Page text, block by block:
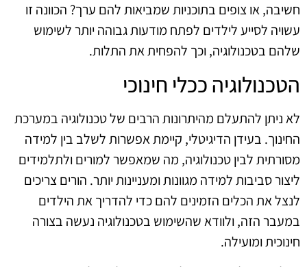
חשיבה, או צופים בתוכניות שמביאות להם ערך? הכוונה זו
עשויה לסייע לילדים לפתח מודעות גבוהה יותר לשימוש
שלהם בטכנולוגיה, וכך להפחית את התלות.
הטכנולוגיה ככלי חינוכי
לא ניתן להתעלם מהיתרונות הרבים של טכנולוגיה במערכת
החינוך. בעידן הדיגיטלי, קיימת אפשרות לשלב בין למידה
מסורתית לבין טכנולוגיה, מה שמאפשר למורים ולתלמידים
ליצור סביבות למידה מגוונות ומעניינות יותר. הורים צריכים
לנצל את הכלים הזמינים להם כדי להדריך את הילדים
במעבר הזה, ולוודא שהשימוש בטכנולוגיה נעשה בצורה
חינוכית ומועילה.